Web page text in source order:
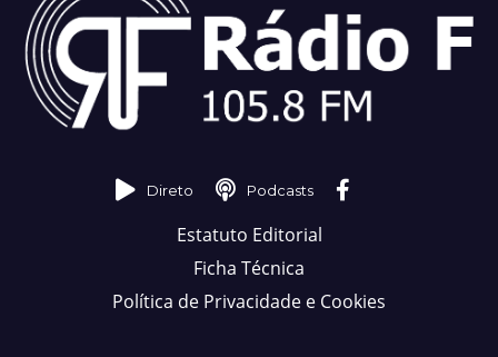
Direto Podcasts
Estatuto Editorial
Ficha Técnica
Política de Privacidade e Cookies